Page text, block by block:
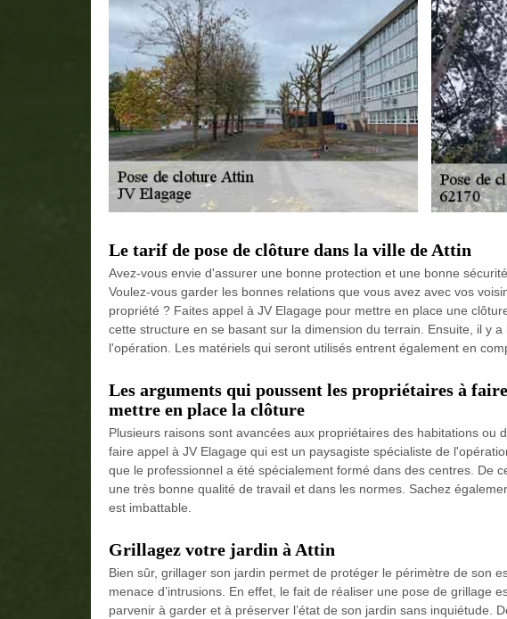
Le tarif de pose de clôture dans la ville de Attin
Avez-vous envie d'assurer une bonne protection et une bonne
Voulez-vous garder les bonnes relations que vous avez avec vos
propriété ? Faites appel à JV Elagage pour mettre en place une
cette structure en se basant sur la dimension du terrain. Ensuite, il y
l'opération. Les matériels qui seront utilisés entrent également en
Les arguments qui poussent les propriétaires à
mettre en place la clôture
Plusieurs raisons sont avancées aux propriétaires des habitations ou
faire appel à JV Elagage qui est un paysagiste spécialiste de
que le professionnel a été spécialement formé dans des centres. De
une très bonne qualité de travail et dans les normes. Sachez
est imbattable.
Grillagez votre jardin à Attin
Bien sûr, grillager son jardin permet de protéger le périmètre de son
menace d’intrusions. En effet, le fait de réaliser une pose de grillage
parvenir à garder et à préserver l’état de son jardin sans inquiétude.